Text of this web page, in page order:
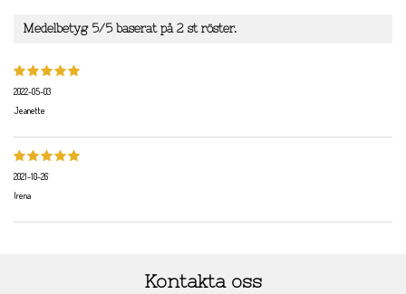
Medelbetyg 5/5 baserat på 2 st röster.
2022-05-03
Jeanette
2021-10-26
Irena
Kontakta oss